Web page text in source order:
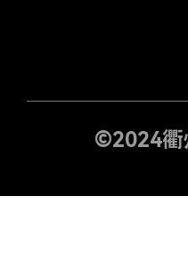
©2024